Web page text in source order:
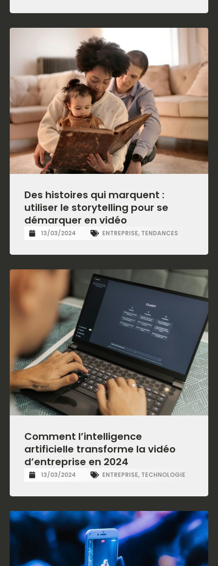
Des histoires qui marquent :
utiliser le storytelling pour se
démarquer en vidéo
13/03/2024 ENTREPRISE, TENDANCES
Comment l’intelligence
artificielle transforme la vidéo
d’entreprise en 2024
13/03/2024 ENTREPRISE, TECHNOLOGIE